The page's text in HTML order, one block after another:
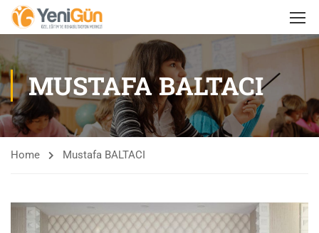
MUSTAFA BALTACI
Home Mustafa BALTACI